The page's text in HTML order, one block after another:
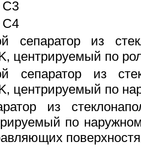
C3
C4
сепаратор из
центрируемый по
сепаратор из
центрируемый по
из
по